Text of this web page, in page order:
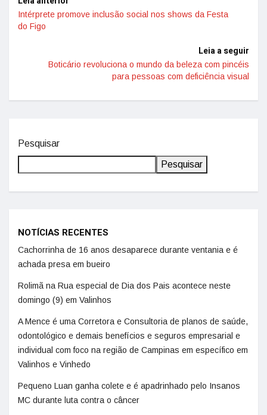
Intérprete promove inclusão social nos shows da Festa
do Figo
Leia a seguir
Boticário revoluciona o mundo da beleza com pincéis
para pessoas com deficiência visual
Pesquisar
Pesquisar
NOTÍCIAS RECENTES
Cachorrinha de 16 anos desaparece durante ventania e é
achada presa em bueiro
Rolimã na Rua especial de Dia dos Pais acontece neste
domingo (9) em Valinhos
A Mence é uma Corretora e Consultoria de planos de saúde,
odontológico e demais benefícios e seguros empresarial e
individual com foco na região de Campinas em específico em
Valinhos e Vinhedo
Pequeno Luan ganha colete e é apadrinhado pelo Insanos
MC durante luta contra o câncer